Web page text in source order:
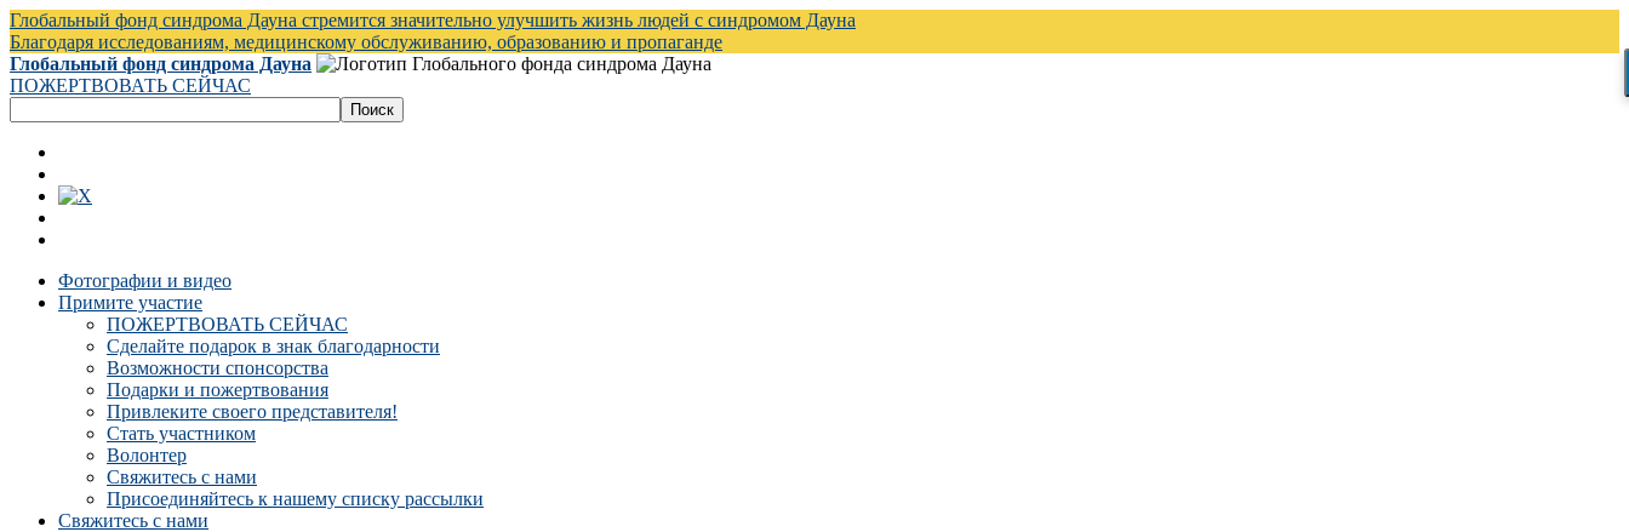
Глобальный фонд синдрома Дауна стремится значительно улучшить жизнь людей с синдромом Дауна
Благодаря исследованиям, медицинскому обслуживанию, образованию и пропаганде
Глобальный фонд синдрома Дауна
ПОЖЕРТВОВАТЬ СЕЙЧАС
Фотографии и видео
Примите участие
ПОЖЕРТВОВАТЬ СЕЙЧАС
Сделайте подарок в знак благодарности
Возможности спонсорства
Подарки и пожертвования
Привлеките своего представителя!
Стать участником
Волонтер
Свяжитесь с нами
Присоединяйтесь к нашему списку рассылки
Свяжитесь с нами